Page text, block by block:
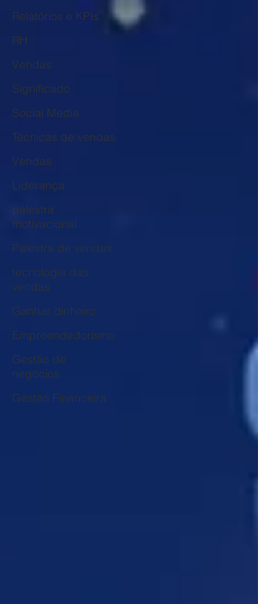
Relatórios e KPIs
RH
Vendas
Significado
Social Media
Técnicas de vendas
Vendas
Liderança
palestra
motivacional
Palestra de vendas
tecnologia das
vendas
Ganhar dinheiro
Empreendedorismo
Gestão de
negócios
Gestão Financeira